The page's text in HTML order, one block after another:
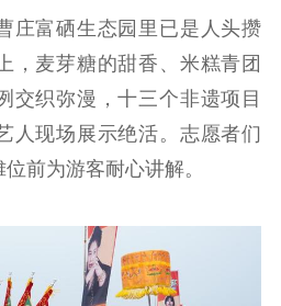
电影市场
关党建
学习在线
化人才
据资源
富硒生态园里已是人头攒
，麦芽糖的甜香、米糕青团
交织弥漫，十三个非遗项目
人现场展示绝活。志愿者们
前为游客耐心讲解。